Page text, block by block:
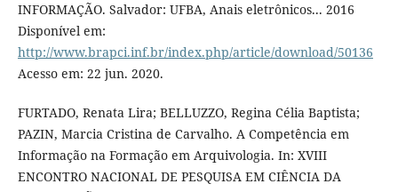
INFORMAÇÃO. Salvador: UFBA, Anais eletrônicos... 2016
Disponível em:
http://www.brapci.inf.br/index.php/article/download/50136
Acesso em: 22 jun. 2020.
FURTADO, Renata Lira; BELLUZZO, Regina Célia Baptista;
PAZIN, Marcia Cristina de Carvalho. A Competência em
Informação na Formação em Arquivologia. In: XVIII
ENCONTRO NACIONAL DE PESQUISA EM CIÊNCIA DA